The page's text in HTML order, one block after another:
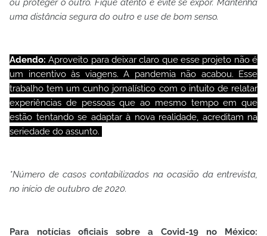
ou proteger o outro. Fique atento e evite se expor. Mantenha
uma distância segura do outro e use de bom senso.
Adendo:Aproveito para deixar claro que esse projeto não é
um incentivo às viagens. A pandemia não acabou. Esse
trabalho tem um cunho jornalístico com o intuito de relatar
experiências de pessoas que ao mesmo tempo em que
estão tentando se adaptar à nova realidade, acreditam na
seriedade do assunto.
*Número de casos contabilizados na ocasião da entrevista,
no início de outubro de 2020.
Para notícias oficiais sobre a Covid-19 no México: